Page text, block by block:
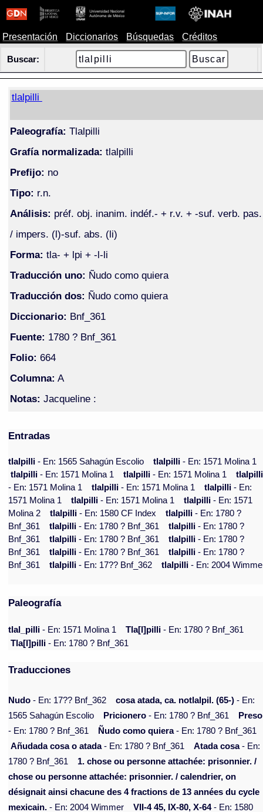
Presentación Diccionarios Búsquedas Créditos
Buscar:
tlalpilli
Paleografía: Tlalpilli
Grafía normalizada: tlalpilli
Prefijo: no
Tipo: r.n.
Análisis: préf. obj. inanim. indéf.- + r.v. + -suf. verb. pas.
/ impers. (l)-suf. abs. (li)
Forma: tla- + lpi + -l-li
Traducción uno: Ñudo como quiera
Traducción dos: Ñudo como quiera
Diccionario: Bnf_361
Fuente: 1780 ? Bnf_361
Folio: 664
Columna: A
Notas: Jacqueline :
Entradas
tlalpilli- En: 1565 Sahagún Escolio tlalpilli- En: 1571 Molina 1
tlalpilli- En: 1571 Molina 1 tlalpilli- En: 1571 Molina 1
tlalpilli
- En: 1571 Molina 1
tlalpilli- En: 1571 Molina 1 tlalpilli- En:
1571 Molina 1
tlalpilli- En: 1571 Molina 1 tlalpilli- En: 1571
Molina 2
tlalpilli- En: 1580 CF Index tlalpilli- En: 1780 ?
Bnf_361
tlalpilli- En: 1780 ? Bnf_361 tlalpilli- En: 1780 ?
Bnf_361
tlalpilli- En: 1780 ? Bnf_361 tlalpilli- En: 1780 ?
Bnf_361
tlalpilli- En: 1780 ? Bnf_361 tlalpilli- En: 1780 ?
Bnf_361
tlalpilli- En: 17?? Bnf_362 tlalpilli- En: 2004
Paleografía
tlal_pilli - En: 1571 Molina 1 Tla[l]pilli - En: 1780 ? Bnf_361
Tla[l]pilli - En: 1780 ? Bnf_361
Traducciones
Nudo - En: 17?? Bnf_362 cosa atada, ca. notlalpil. (65-) - En:
1565 Sahagún Escolio
Pricionero - En: 1780 ? Bnf_361
Preso
- En: 1780 ? Bnf_361
Ñudo como quiera- En: 1780 ? Bnf_361
Añudada cosa o atada- En: 1780 ? Bnf_361 Atada cosa- En:
1780 ? Bnf_361
1. chose ou personne attachée: prisonnier. /
chose ou personne attachée: prisonnier. / calendrier, on
désignait ainsi chacune des 4 fractions de 13 années du cycle
mexicain. - En: 2004 Wimmer VII-4 45, IX-80, X-64- En: 1580